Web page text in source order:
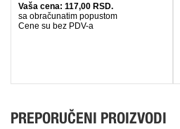
Vaša cena: 117,00 RSD.
sa obračunatim popustom
Cene su bez PDV-a
PREPORUČENI PROIZVODI